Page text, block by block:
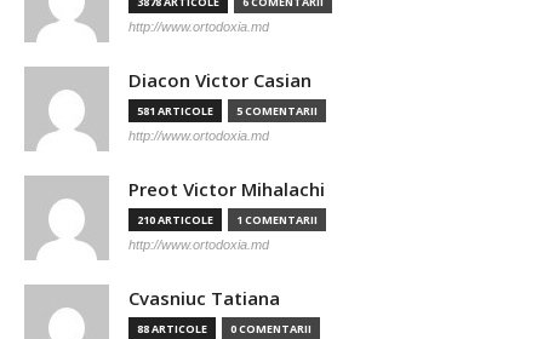
http://www.ortodoxia.md
Diacon Victor Casian
581 ARTICOLE 5 COMENTARII
http://www.ortodoxia.md
Preot Victor Mihalachi
210 ARTICOLE 1 COMENTARII
http://www.ortodoxia.md
Cvasniuc Tatiana
88 ARTICOLE 0 COMENTARII